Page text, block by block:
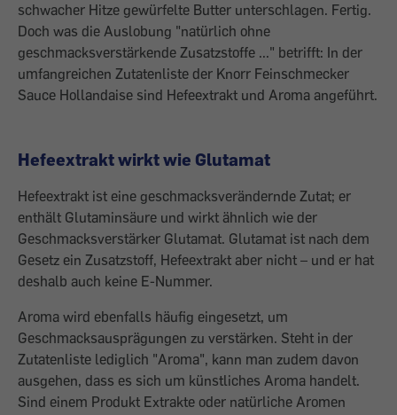
schwacher Hitze gewürfelte Butter unterschlagen. Fertig.
Doch was die Auslobung "natürlich ohne
geschmacksverstärkende Zusatzstoffe ..." betrifft: In der
umfangreichen Zutatenliste der Knorr Feinschmecker
Sauce Hollandaise sind Hefeextrakt und Aroma angeführt.
Hefeextrakt wirkt wie Glutamat
Hefeextrakt ist eine geschmacksverändernde Zutat; er
enthält Glutaminsäure und wirkt ähnlich wie der
Geschmacksverstärker Glutamat. Glutamat ist nach dem
Gesetz ein Zusatzstoff, Hefeextrakt aber nicht – und er hat
deshalb auch keine E-Nummer.
Aroma wird ebenfalls häufig eingesetzt, um
Geschmacksausprägungen zu verstärken. Steht in der
Zutatenliste lediglich "Aroma", kann man zudem davon
ausgehen, dass es sich um künstliches Aroma handelt.
Sind einem Produkt Extrakte oder natürliche Aromen